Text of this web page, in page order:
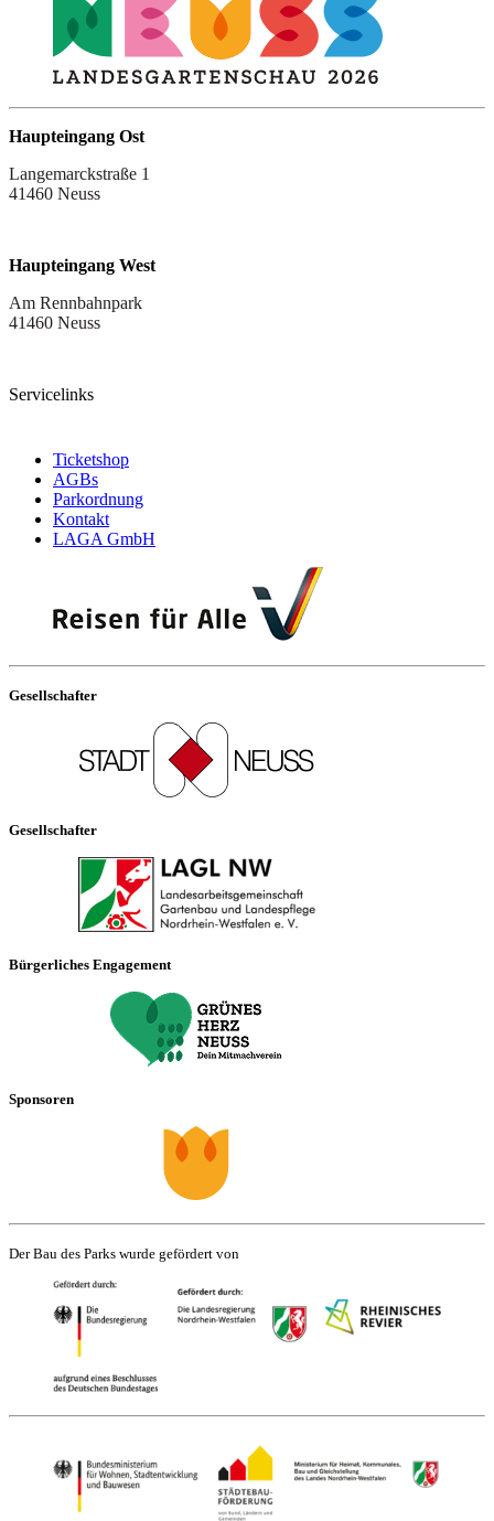
Haupteingang Ost
Langemarckstraße 1
41460 Neuss
Haupteingang West
Am Rennbahnpark
41460 Neuss
Servicelinks
Ticketshop
AGBs
Parkordnung
Kontakt
LAGA GmbH
Gesellschafter
Gesellschafter
Bürgerliches Engagement
Sponsoren
Der Bau des Parks wurde gefördert von